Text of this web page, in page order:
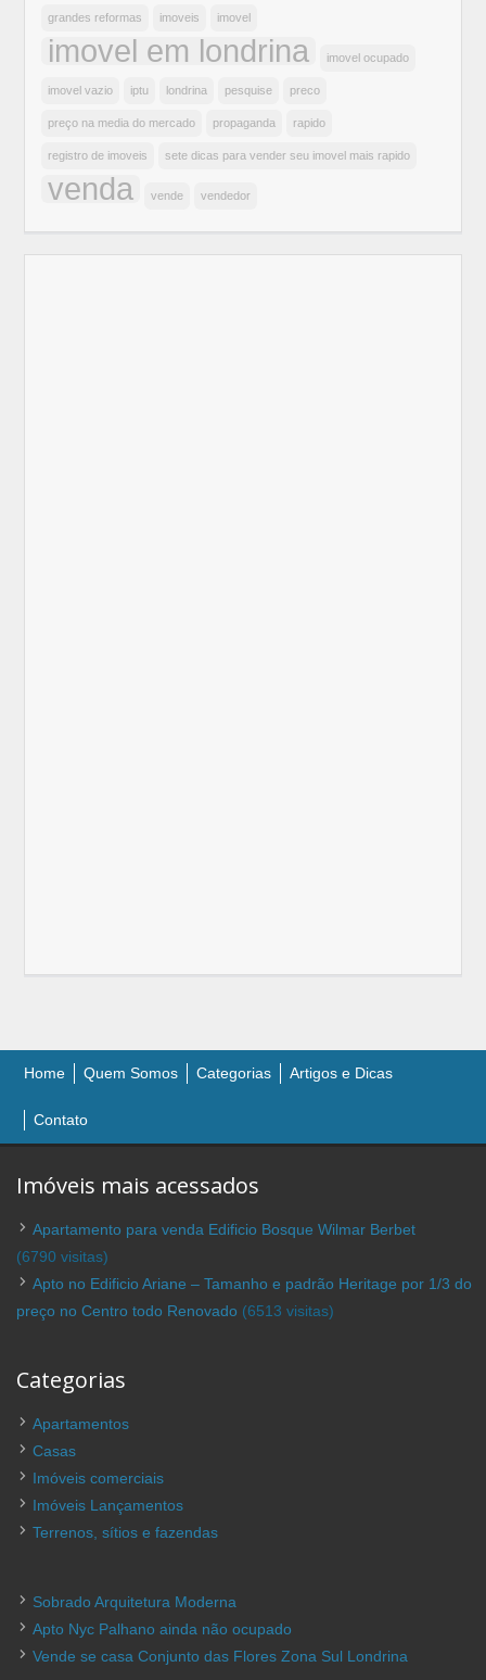
grandes reformas imoveis imovel
imovel em londrina imovel ocupado
imovel vazio iptu londrina pesquise preco
preço na media do mercado propaganda rapido
registro de imoveis sete dicas para vender seu imovel mais rapido
venda vende vendedor
Home Quem Somos Categorias Artigos e Dicas
Contato
Imóveis mais acessados
Apartamento para venda Edificio Bosque Wilmar Berbet
(6790 visitas)
Apto no Edificio Ariane – Tamanho e padrão Heritage por 1/3 do
preço no Centro todo Renovado (6513 visitas)
Categorias
Apartamentos
Casas
Imóveis comerciais
Imóveis Lançamentos
Terrenos, sítios e fazendas
Sobrado Arquitetura Moderna
Apto Nyc Palhano ainda não ocupado
Vende se casa Conjunto das Flores Zona Sul Londrina